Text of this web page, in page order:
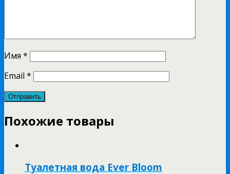
Имя *
Email *
Похожие товары
Туалетная вода Ever Bloom